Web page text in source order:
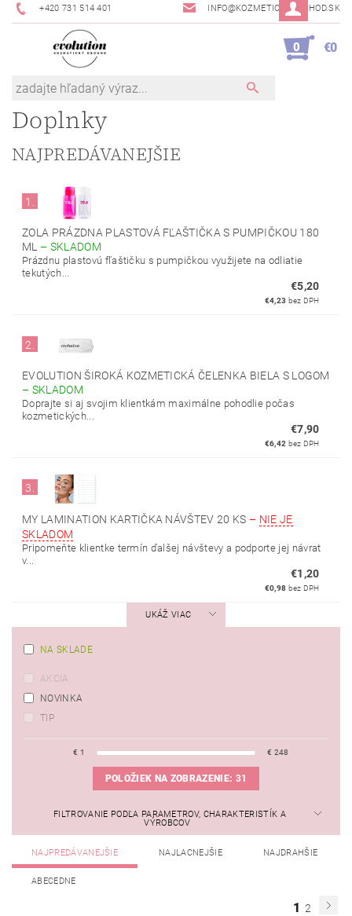
+420 731 514 401 INFO@KOZMETICKYOBCHOD.SK
0 €0
Doplnky
NAJPREDÁVANEJŠIE
1.
ZOLA PRÁZDNA PLASTOVÁ FĽAŠTIČKA S PUMPIČKOU 180
ML – SKLADOM
Prázdnu plastovú fľaštičku s pumpičkou využijete na odliatie
tekutých...
€5,20
€4,23 bez DPH
2.
EVOLUTION ŠIROKÁ KOZMETICKÁ ČELENKA BIELA S LOGOM
– SKLADOM
Doprajte si aj svojim klientkám maximálne pohodlie počas
kozmetických...
€7,90
€6,42 bez DPH
3.
MY LAMINATION KARTIČKA NÁVŠTEV 20 KS – NIE JE
SKLADOM
Pripomeňte klientke termín ďalšej návštevy a podporte jej návrat
v...
€1,20
€0,98 bez DPH
UKÁŽ VIAC
NA SKLADE
AKCIA
NOVINKA
TIP
€ 1 € 248
POLOŽIEK NA ZOBRAZENIE: 31
FILTROVANIE PODĽA PARAMETROV, CHARAKTERISTÍK A
VÝROBCOV
NAJPREDÁVANEJŠIE NAJLACNEJŠIE NAJDRAHŠIE
ABECEDNE
1 2